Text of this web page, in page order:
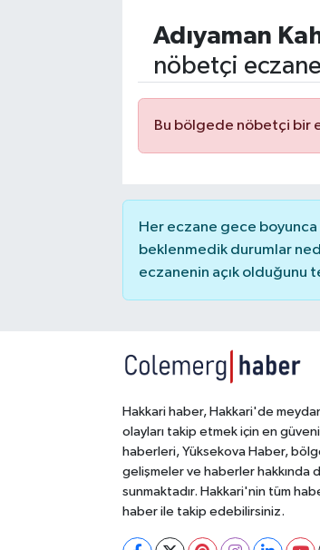
Adıyaman
nöbetçi
Bu bölgede nöbetçi bir
Her eczane gece boyunca
beklenmedik durumlar
eczanenin açık olduğunu
Hakkari haber, Hakkari'de
olayları takip etmek için en
haberleri, Yüksekova Haber,
gelişmeler ve haberler hakkında
sunmaktadır. Hakkari'nin tüm
haber ile takip edebilirsiniz.
TEKNOLOJİ